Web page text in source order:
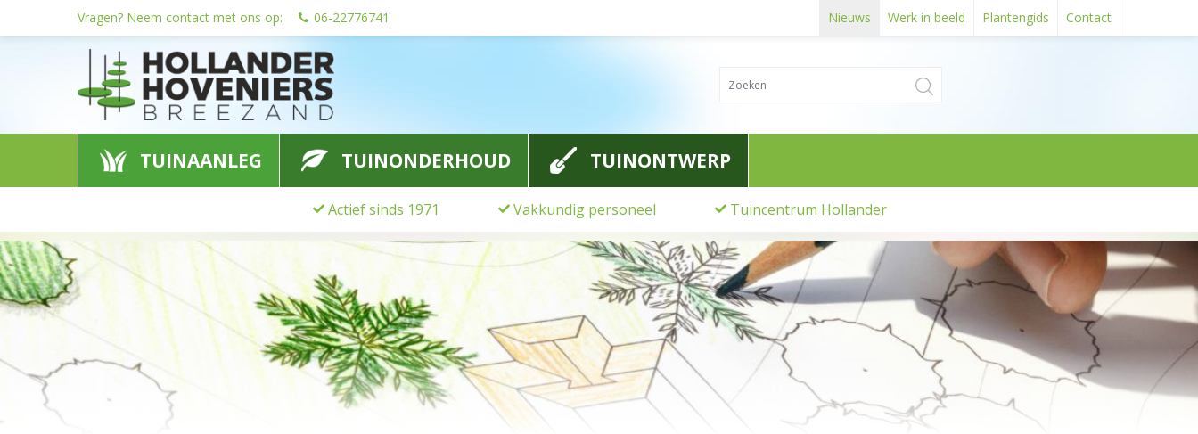
Vragen? Neem contact met ons op: 06-22776741 Nieuws Werk in beeld Plantengids Contact
TUINAANLEG TUINONDERHOUD TUINONTWERP
Actief sinds 1971 Vakkundig personeel Tuincentrum Hollander